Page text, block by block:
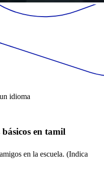
idioma
en tamil
amigos en la escuela. (Indica